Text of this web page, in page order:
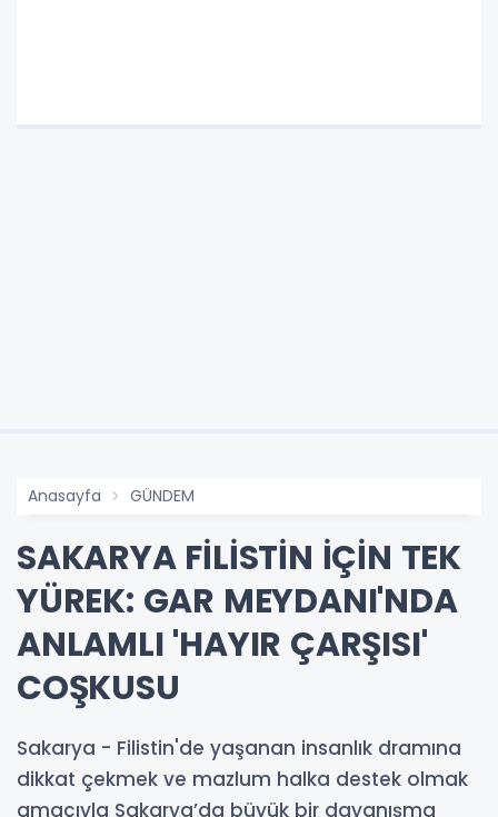
Anasayfa GÜNDEM
SAKARYA FİLİSTİN İÇİN TEK
YÜREK: GAR MEYDANI'NDA
ANLAMLI 'HAYIR ÇARŞISI'
COŞKUSU
Sakarya - Filistin'de yaşanan insanlık dramına
dikkat çekmek ve mazlum halka destek olmak
amacıyla Sakarya’da büyük bir dayanışma